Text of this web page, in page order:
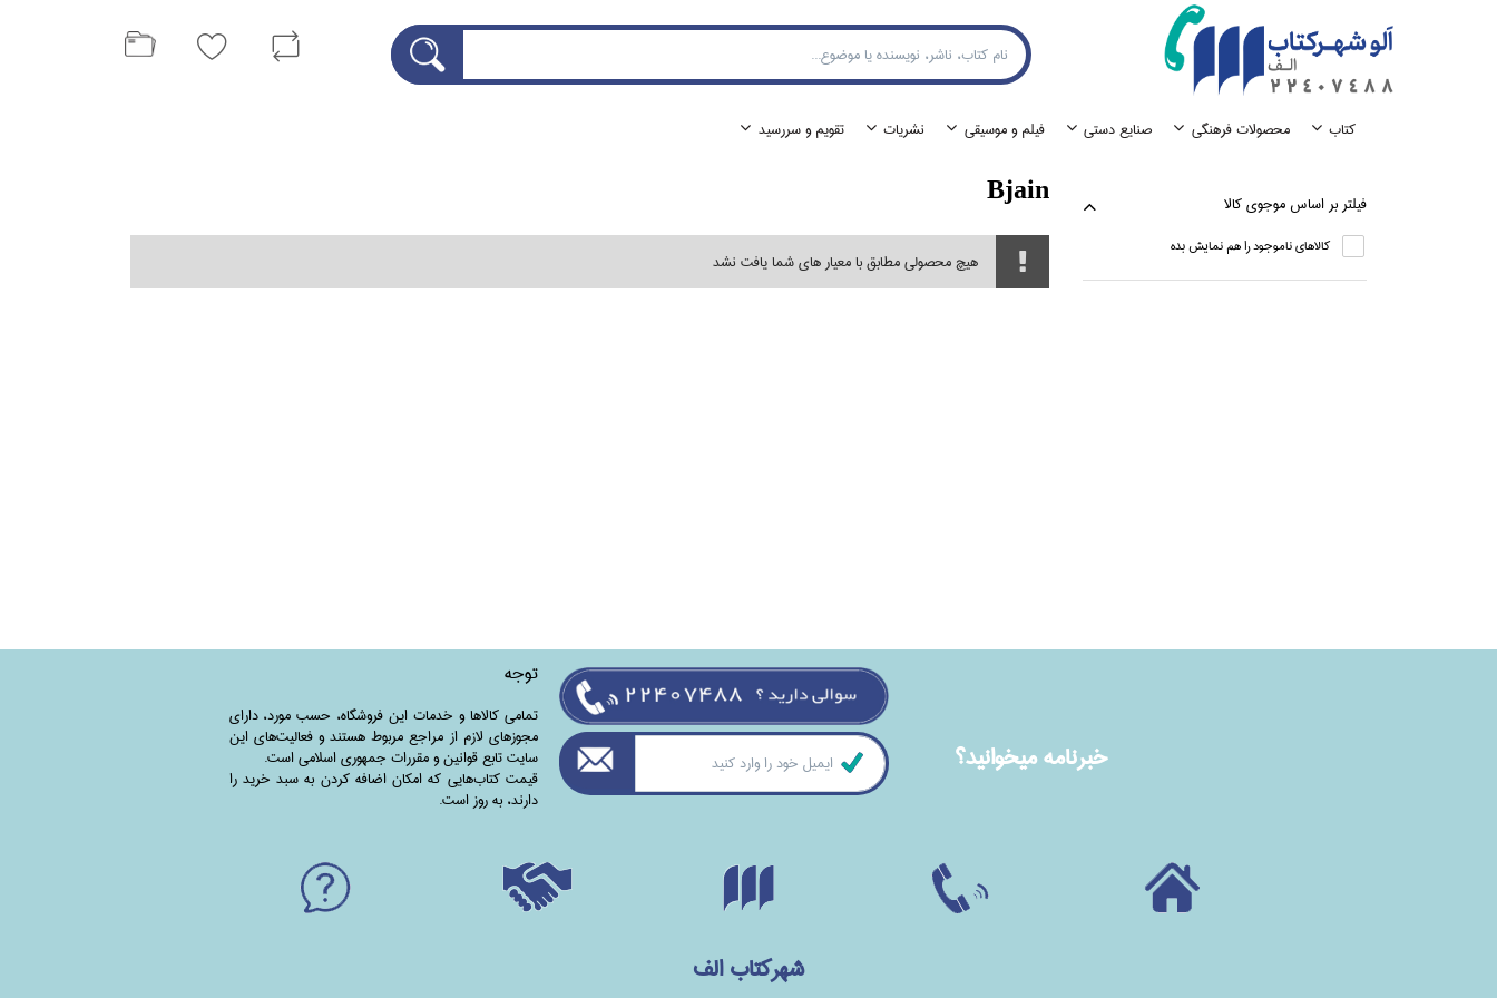
كتاب محصولات فرهنگي صنايع دستي فيلم و موسيقي نشريات تقويم و سررسيد
فيلتر بر اساس موجوي كالا
كالاهاي ناموجود را هم نمايش بده
Bjain
هیچ محصولی مطابق با معیار های شما یافت نشد
خبرنامه ميخوانيد؟
توجه
تمامی‌ کالاها و خدمات این فروشگاه، حسب مورد،‌ دارای
مجوزهای لازم از مراجع مربوط هستند ‌و‌‌ فعالیت‌های این
سایت تابع قوانین و مقررات جمهوری اسلامی است.
قیمت کتاب‌هایی که امکان اضافه کردن به سبد خرید را
دارند،‌ به روز است.
شهرکتاب الف